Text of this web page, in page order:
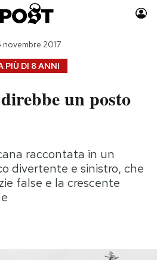
Auto
Moda
Storie/Idee
Ok Boomer!
Media
PIÙ DI 8 ANNI
novembre 2017
un posto
raccontata in un
divertente e sinistro, che
false e la crescente